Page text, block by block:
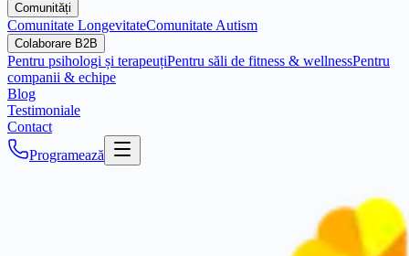
Comunități
Comunitate LongevitateComunitate Autism
Colaborare B2B
Pentru psihologi și terapeuțiPentru săli de fitness & wellnessPentru
companii & echipe
Blog
Testimoniale
Contact
Programează